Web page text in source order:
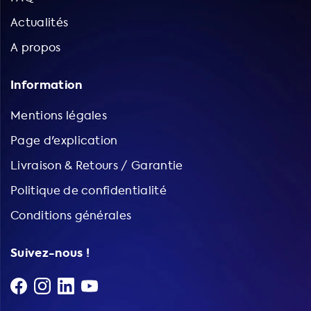
Actualités
A propos
Information
Mentions légales
Page d'explication
Livraison & Retours / Garantie
Politique de confidentialité
Conditions générales
Suivez-nous !